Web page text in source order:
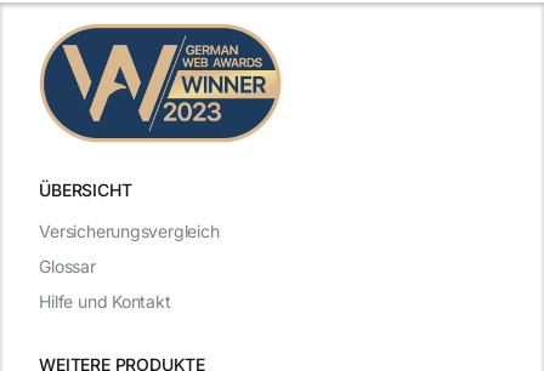
ÜBERSICHT
WEITERE PRODUKTE
Versicherungsvergleich
Glossar
Hilfe und Kontakt